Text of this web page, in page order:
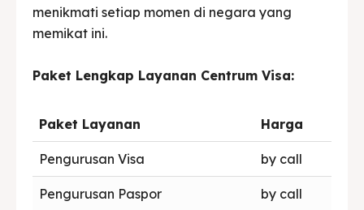
menikmati setiap momen di negara yang
memikat ini.
Paket Lengkap Layanan Centrum Visa:
Paket Layanan Harga
Pengurusan Visa by call
Pengurusan Paspor by call